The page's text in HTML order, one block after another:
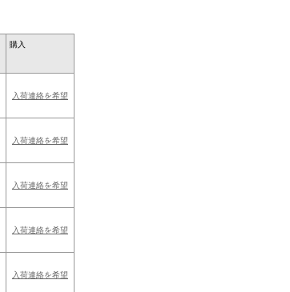
購入
入荷連絡を希望
入荷連絡を希望
入荷連絡を希望
入荷連絡を希望
入荷連絡を希望